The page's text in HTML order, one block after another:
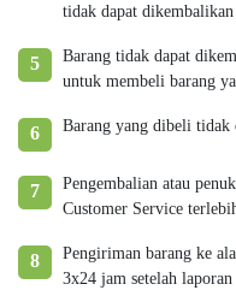
tidak dapat dikembalikan
5
Barang tidak dapat
untuk membeli barang
6 Barang yang dibeli tidak
7
Pengembalian atau
Customer Service
8
Pengiriman barang ke
3x24 jam setelah